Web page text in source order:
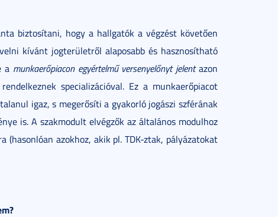
biztosítani, hogy a hallgatók a végzést követően
kívánt jogterületről alaposabb és hasznosítható
a munkaerőpiacon egyértelmű versenyelőnyt jelentazon
specializációval. Ez a munkaerőpiacot
igaz, s megerősíti a gyakorló jogászi szférának
is. A szakmodult elvégzők az általános modulhoz
azokhoz, akik pl. TDK-ztak, pályázatokat